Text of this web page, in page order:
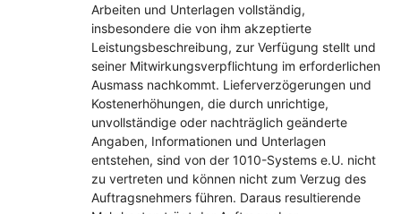
Arbeiten und Unterlagen vollständig,
insbesondere die von ihm akzeptierte
Leistungsbeschreibung, zur Verfügung stellt und
seiner Mitwirkungsverpflichtung im erforderlichen
Ausmass nachkommt. Lieferverzögerungen und
Kostenerhöhungen, die durch unrichtige,
unvollständige oder nachträglich geänderte
Angaben, Informationen und Unterlagen
entstehen, sind von der 1010-Systems e.U. nicht
zu vertreten und können nicht zum Verzug des
Auftragsnehmers führen. Daraus resultierende